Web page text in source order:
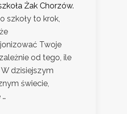
Żak Chorzów.
szkoły to krok,
Twoje
od tego, ile
dzisiejszym
świecie,